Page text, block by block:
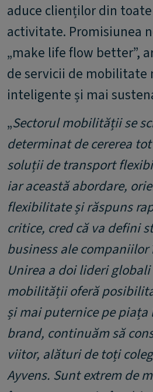
aduce clienților din
activitate. Promisiunea
„make life flow better”,
de servicii de mobilitate
inteligente și mai
„Sectorul mobilității se
determinat de cererea
soluții de transport
iar această abordare,
flexibilitate și răspuns
critice, cred că va defini
business ale
Unirea a doi lideri
mobilității oferă
și mai puternice pe piața
brand, continuăm să
viitor, alături de toți
Ayvens. Sunt extrem de